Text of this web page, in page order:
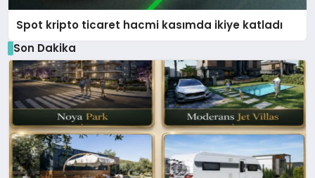
Spot kripto ticaret hacmi kasımda ikiye katladı
Son Dakika